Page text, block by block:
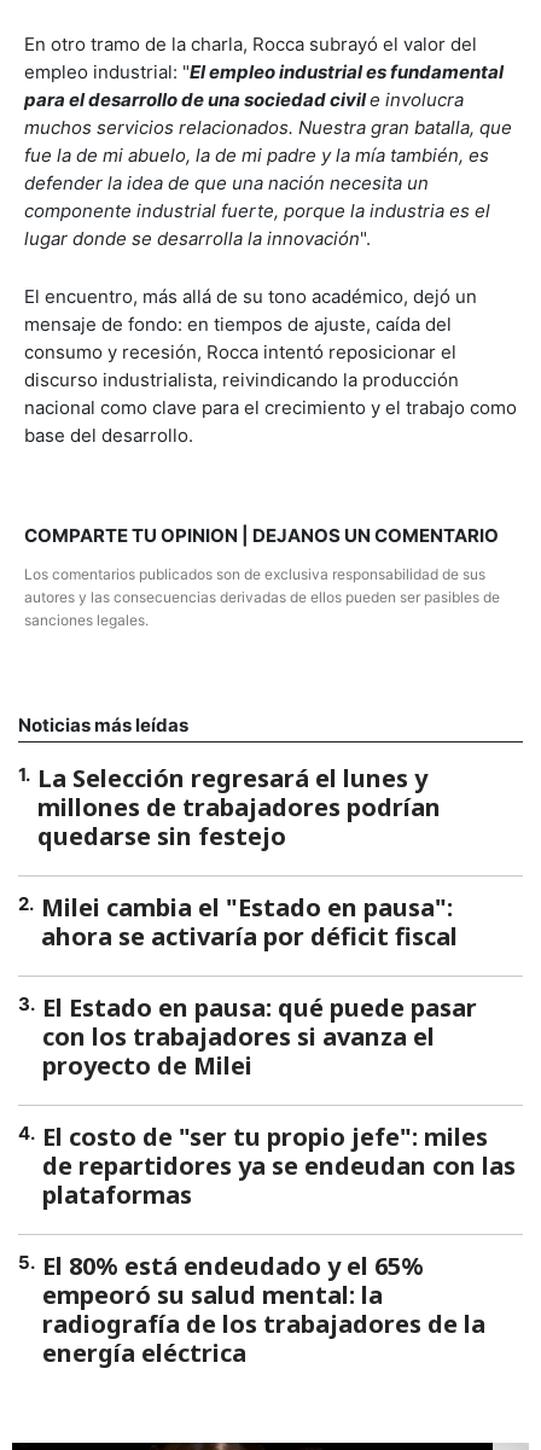
En otro tramo de la charla, Rocca subrayó el valor del
empleo industrial: "El empleo industrial es fundamental
para el desarrollo de una sociedad civile involucra
muchos servicios relacionados. Nuestra gran batalla, que
fue la de mi abuelo, la de mi padre y la mía también, es
defender la idea de que una nación necesita un
componente industrial fuerte, porque la industria es el
lugar donde se desarrolla la innovación".
El encuentro, más allá de su tono académico, dejó un
mensaje de fondo: en tiempos de ajuste, caída del
consumo y recesión, Rocca intentó reposicionar el
discurso industrialista, reivindicando la producción
nacional como clave para el crecimiento y el trabajo como
base del desarrollo.
COMPARTE TU OPINION | DEJANOS UN COMENTARIO
Los comentarios publicados son de exclusiva responsabilidad de sus
autores y las consecuencias derivadas de ellos pueden ser pasibles de
sanciones legales.
Noticias más leídas
1. La Selección regresará el lunes y
millones de trabajadores podrían
quedarse sin festejo
2. Milei cambia el "Estado en pausa":
ahora se activaría por déficit fiscal
3. El Estado en pausa: qué puede pasar
con los trabajadores si avanza el
proyecto de Milei
4. El costo de "ser tu propio jefe": miles
de repartidores ya se endeudan con las
plataformas
5. El 80% está endeudado y el 65%
empeoró su salud mental: la
radiografía de los trabajadores de la
energía eléctrica